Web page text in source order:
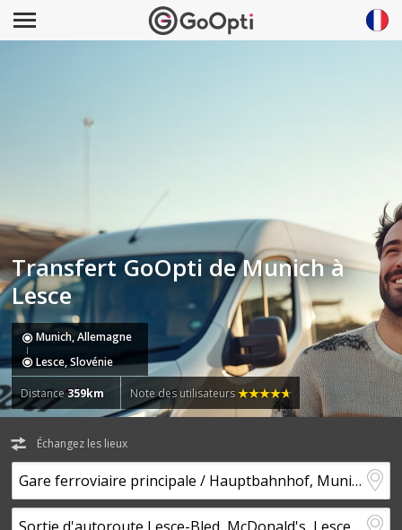
Transfert GoOpti de Munich à
Lesce
Munich, Allemagne
Lesce, Slovénie
Distance359km Note des utilisateurs
Échangez les lieux